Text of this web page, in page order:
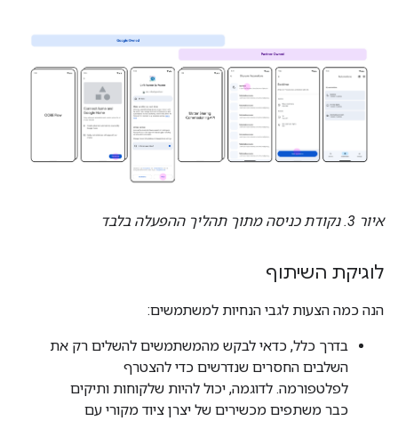
איור 3. נקודת כניסה מתוך תהליך ההפעלה בלבד
לוגיקת השיתוף
הנה כמה הצעות לגבי הנחיות למשתמשים:
בדרך כלל, כדאי לבקש מהמשתמשים להשלים רק את
השלבים החסרים שנדרשים כדי להצטרף
לפלטפורמה. לדוגמה, יכול להיות שלקוחות ותיקים
כבר משתפים מכשירים של יצרן ציוד מקורי עם